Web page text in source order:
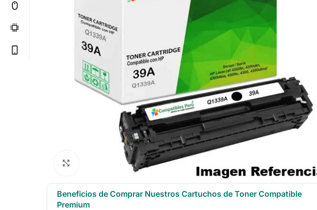
Click to enlarge
Beneficios de Comprar Nuestros Cartuchos de Toner Compatible
Premium